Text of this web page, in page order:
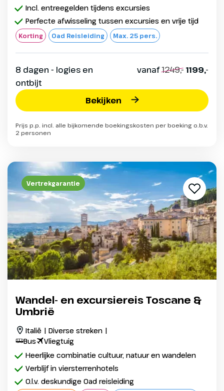
Incl. entreegelden tijdens excursies
Perfecte afwisseling tussen excursies en vrije tijd
Korting Oad Reisleiding Max. 25 pers.
8 dagen - logies en
ontbijt
vanaf1249,- 1199,-
Bekijken
Prijs p.p. incl. alle bijkomende boekingskosten per boeking o.b.v.
2 personen
Vertrekgarantie
Wandel- en excursiereis Toscane &
Umbrië
Italië | Diverse streken |
Bus
Vliegtuig
Heerlijke combinatie cultuur, natuur en wandelen
Verblijf in viersterrenhotels
O.l.v. deskundige Oad reisleiding